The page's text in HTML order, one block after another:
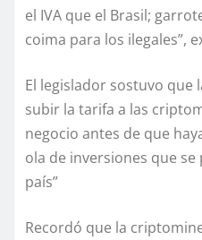
el IVA que el Brasil;
coima para los ilegales”,
El legislador sostuvo que
subir la tarifa a las
negocio antes de que
ola de inversiones que
país”
Recordó que la